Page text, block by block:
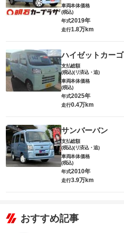
車両本体価格
(税込)
年式2019年
走行1.8万km
ハイゼットカーゴ
支払総額
(税込)(リ済込・追)
車両本体価格
(税込)
年式2025年
走行0.4万km
サンバーバン
支払総額
(税込)(リ済込・追)
車両本体価格
(税込)
年式2010年
走行3.9万km
おすすめ記事